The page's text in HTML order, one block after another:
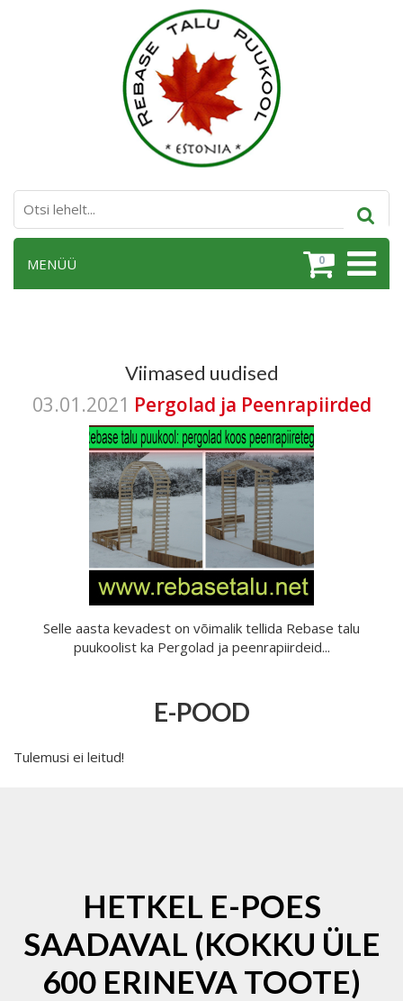
0
MENÜÜ
Viimased uudised
03.01.2021 Pergolad ja Peenrapiirded
Selle aasta kevadest on võimalik tellida Rebase talu
puukoolist ka Pergolad ja peenrapiirdeid...
E-POOD
Tulemusi ei leitud!
HETKEL E-POES
SAADAVAL (KOKKU ÜLE
600 ERINEVA TOOTE)